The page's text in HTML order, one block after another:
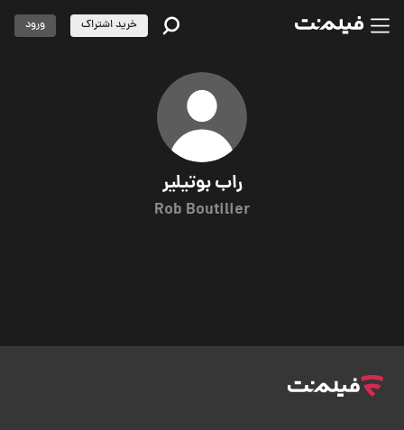
راب بوتیلیر
Rob Boutilier
خرید اشتراک ورود